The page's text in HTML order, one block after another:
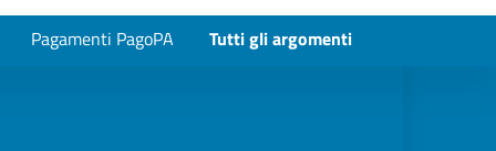
Pagamenti PagoPA Tutti gli argomenti